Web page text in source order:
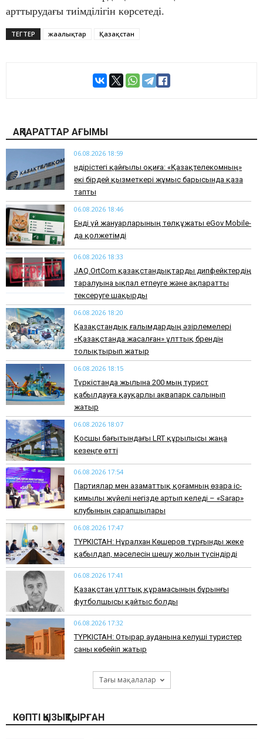
арттырудағы тиімділігін көрсетеді.
ТЕГТЕР жаңалықтар Қазақстан
АҚПАРАТТАР АҒЫМЫ
06.08.2026 18:59
Өндірістегі қайғылы оқиға: «Қазақтелекомның»
екі бірдей қызметкері жұмыс барысында қаза
тапты
06.08.2026 18:46
Енді үй жануарларының төлқұжаты eGov Mobile-
да қолжетімді
06.08.2026 18:33
JAQ.OrtCom қазақстандықтарды дипфейктердің
таралуына ықпал етпеуге және ақпаратты
тексеруге шақырды
06.08.2026 18:20
Қазақстандық ғалымдардың әзірлемелері
«Қазақстанда жасалған» ұлттық брендін
толықтырып жатыр
06.08.2026 18:15
Түркістанда жылына 200 мың турист
қабылдауға қауқарлы аквапарк салынып
жатыр
06.08.2026 18:07
Қосшы бағытындағы LRT құрылысы жаңа
кезеңге өтті
06.08.2026 17:54
Партиялар мен азаматтық қоғамның өзара іс-
қимылы жүйелі негізде артып келеді – «Sarap»
клубының сарапшылары
06.08.2026 17:47
ТҮРКІСТАН: Нұралхан Көшеров тұрғынды жеке
қабылдап, мәселесін шешу жолын түсіндірді
06.08.2026 17:41
Қазақстан ұлттық құрамасының бұрынғы
футболшысы қайтыс болды
06.08.2026 17:32
ТҮРКІСТАН: Отырар ауданына келуші туристер
саны көбейіп жатыр
Тағы мақалалар
КӨПТІ ҚЫЗЫҚТЫРҒАН